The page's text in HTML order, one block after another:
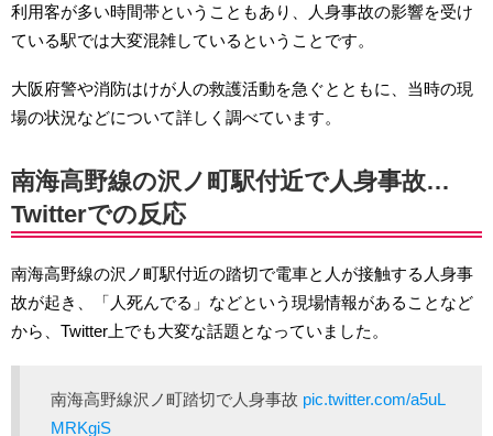
利用客が多い時間帯ということもあり、人身事故の影響を受け
ている駅では大変混雑しているということです。
大阪府警や消防はけが人の救護活動を急ぐとともに、当時の現
場の状況などについて詳しく調べています。
南海高野線の沢ノ町駅付近で人身事故…
Twitterでの反応
南海高野線の沢ノ町駅付近の踏切で電車と人が接触する人身事
故が起き、「人死んでる」などという現場情報があることなど
から、Twitter上でも大変な話題となっていました。
南海高野線沢ノ町踏切で人身事故 pic.twitter.com/a5uL
MRKgiS